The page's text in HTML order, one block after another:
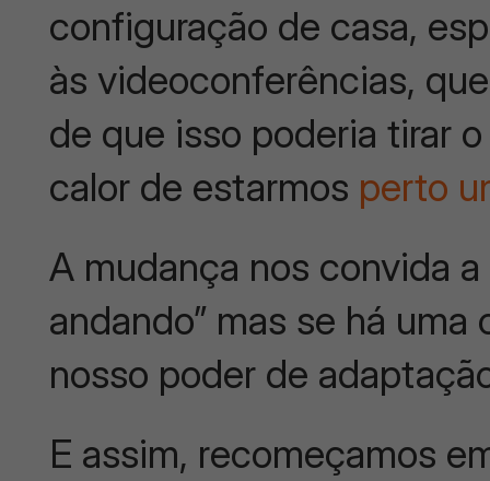
configuração de casa,
às videoconferências,
de que isso poderia tirar
calor de estarmos perto
A mudança nos convida
andando” mas se há
nosso poder de
E assim, recomeçamos